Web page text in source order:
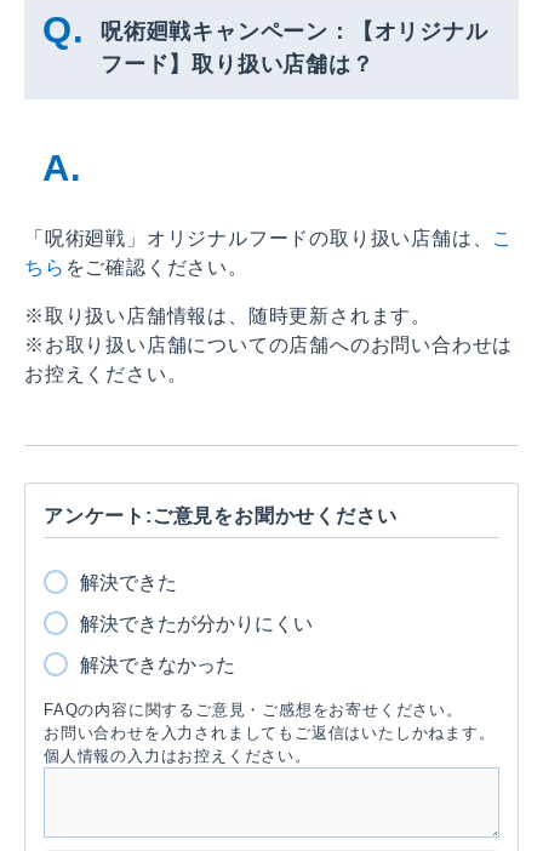
呪術廻戦キャンペーン：【オリジナル
フード】取り扱い店舗は？
「呪術廻戦」オリジナルフードの取り扱い店舗は、 こ
ちら をご確認ください。
※取り扱い店舗情報は、随時更新されます。
※お取り扱い店舗についての店舗へのお問い合わせは
お控えください。
アンケート:ご意見をお聞かせください
解決できた
解決できたが分かりにくい
解決できなかった
FAQの内容に関するご意見・ご感想をお寄せください。
お問い合わせを入力されましてもご返信はいたしかねます。
個人情報の入力はお控えください。